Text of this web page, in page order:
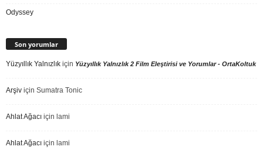
Odyssey
Son yorumlar
Yüzyıllık Yalnızlık için Yüzyıllık Yalnızlık 2 Film Eleştirisi ve Yorumlar - OrtaKoltuk
Arşiv için Sumatra Tonic
Ahlat Ağacı için lami
Ahlat Ağacı için lami